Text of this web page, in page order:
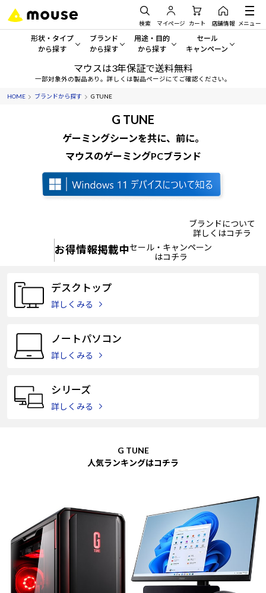
検索 マイページ カート 店舗情報 メニュー
形状・タイプ
から探す
形状・タイプから探す をすべてみる
デスクトップPC
タブレット
サーバー
ディスプレイ
ブランド
から探す
mouse
G TUNE
DAIV
MousePro
Windows 11 | Copilot+ PC
用途・目的
から探す
一般向けパソコン
ビジネス向けパソコン
学習向けパソコン
AIおすすめパソコン
セール
キャンペーン
セール・キャンペー
アウトレットパソコン
すべて新品の旧モデル製品
おすすめ目玉パソコン
今イチオシのパソコンをピ
Windows 11
マウスは3年保証で送料無料
一部対象外の製品あり。詳しくは製品ページにてご確認ください。
HOME ブランドから探す G TUNE
G TUNE
ゲーミングシーンを共に、前に。
マウスのゲーミングPCブランド
ブランドについて
詳しくはコチラ
お得情報掲載中セール・キャンペーン
はコチラ
デスクトップ
詳しくみる
ノートパソコン
詳しくみる
シリーズ
詳しくみる
G TUNE
人気ランキングはコチラ